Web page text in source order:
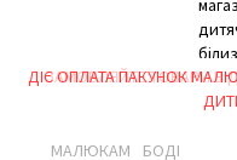
ЗАМОВЛЯЙТЕ ТОВАРИ
ДІЄ ОПЛАТА ПАКУНОК
МАЛЮКАМ БОДІ